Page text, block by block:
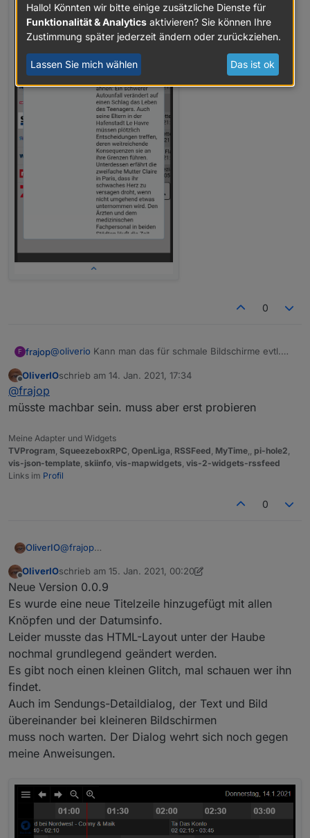
0
F frajop@oliverio
obendrüber!? Oder konfigurierbar?
Offline
OliverIOschrieb am 14. Jan. 2021, 17:34
zuletzt editiert von
@frajop
müsste machbar sein. muss aber erst probieren
Meine Adapter und Widgets
TVProgram, SqueezeboxRPC, OpenLiga, RSSFeed, MyTime,, pi-hole2,
vis-json-template, skiinfo, vis-mapwidgets, vis-2-widgets-rssfeed
Links im Profil
0
OliverIO@frajop
Offline
OliverIOschrieb am 15. Jan. 2021, 00:20
zuletzt editiert von OliverIO
Neue Version 0.0.9
Es wurde eine neue Titelzeile hinzugefügt mit allen
Knöpfen und der Datumsinfo.
Leider musste das HTML-Layout unter der Haube
nochmal grundlegend geändert werden.
Es gibt noch einen kleinen Glitch, mal schauen wer ihn
findet.
Auch im Sendungs-Detaildialog, der Text und Bild
übereinander bei kleineren Bildschirmen
muss noch warten. Der Dialog wehrt sich noch gegen
meine Anweisungen.
Hallo! Könnten wir bitte einige zusätzliche Dienste für
Funktionalität & Analytics aktivieren? Sie können Ihre
Zustimmung später jederzeit ändern oder zurückziehen.
Lassen Sie mich wählen Das ist ok